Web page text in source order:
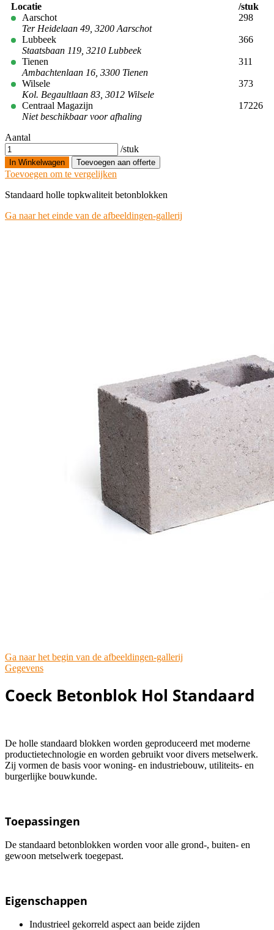
Locatie
/stuk
Aarschot
Ter Heidelaan 49, 3200 Aarschot
298
Lubbeek
Staatsbaan 119, 3210 Lubbeek
366
Tienen
Ambachtenlaan 16, 3300 Tienen
311
Wilsele
Kol. Begaultlaan 83, 3012 Wilsele
373
Centraal Magazijn
Niet beschikbaar voor afhaling
17226
Aantal
/stuk
In Winkelwagen Toevoegen aan offerte
Toevoegen om te vergelijken
Standaard holle topkwaliteit betonblokken
Ga naar het einde van de afbeeldingen-gallerij
Ga naar het begin van de afbeeldingen-gallerij
Gegevens
Coeck Betonblok Hol Standaard
De holle standaard blokken worden geproduceerd met moderne
productietechnologie en worden gebruikt voor divers metselwerk.
Zij vormen de basis voor woning- en industriebouw, utiliteits- en
burgerlijke bouwkunde.
Toepassingen
De standaard betonblokken worden voor alle grond-, buiten- en
gewoon metselwerk toegepast.
Eigenschappen
Industrieel gekorreld aspect aan beide zijden